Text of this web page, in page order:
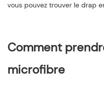
vous pouvez trouver le drap
Comment
microfibre